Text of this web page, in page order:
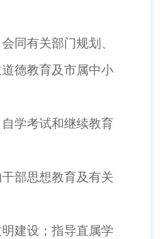
同有关部门规划、
德教育及市属中小
学考试和继续教育
部思想教育及有关
建设；指导直属学